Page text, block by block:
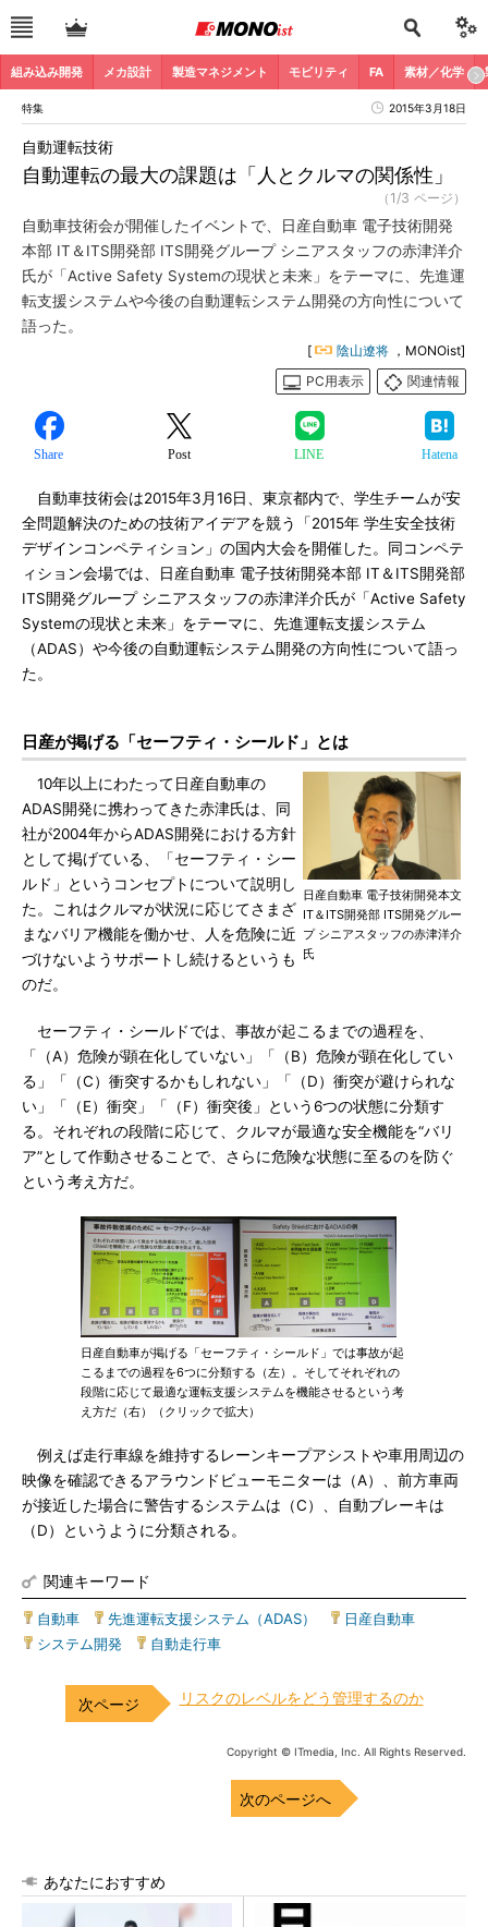
組み込み開発 メカ設計 製造マネジメント モビリティ FA 素材／化学
特集 2015年3月18日
自動運転の最大の課題は「人とクルマの関係性」
自動運転技術
（1/3 ページ）
自動車技術会が開催したイベントで、日産自動車 電子技術開発
本部 IT＆ITS開発部 ITS開発グループ シニアスタッフの赤津洋介
氏が「Active Safety Systemの現状と未来」をテーマに、先進運
転支援システムや今後の自動運転システム開発の方向性について
語った。
[ 陰山遼将 ，MONOist]
PC用表示
関連情報
Share Post LINE Hatena
自動車技術会は2015年3月16日、東京都内で、学生チームが安
全問題解決のための技術アイデアを競う「2015年 学生安全技術
デザインコンペティション」の国内大会を開催した。同コンペテ
ィション会場では、日産自動車 電子技術開発本部 IT＆ITS開発部
ITS開発グループ シニアスタッフの赤津洋介氏が「Active Safety
Systemの現状と未来」をテーマに、先進運転支援システム
（ADAS）や今後の自動運転システム開発の方向性について語っ
た。
日産が掲げる「セーフティ・シールド」とは
日産自動車 電子技術開発本文
IT＆ITS開発部 ITS開発グルー
プ シニアスタッフの赤津洋介
氏
10年以上にわたって日産自動車の
ADAS開発に携わってきた赤津氏は、同
社が2004年からADAS開発における方針
として掲げている、「セーフティ・シー
ルド」というコンセプトについて説明し
た。これはクルマが状況に応じてさまざ
まなバリア機能を働かせ、人を危険に近
づけないようサポートし続けるというも
のだ。
セーフティ・シールドでは、事故が起こるまでの過程を、
「（A）危険が顕在化していない」「（B）危険が顕在化してい
る」「（C）衝突するかもしれない」「（D）衝突が避けられな
い」「（E）衝突」「（F）衝突後」という6つの状態に分類す
る。それぞれの段階に応じて、クルマが最適な安全機能を“バリ
ア”として作動させることで、さらに危険な状態に至るのを防ぐ
という考え方だ。
日産自動車が掲げる「セーフティ・シールド」では事故が起
こるまでの過程を6つに分類する（左）。そしてそれぞれの
段階に応じて最適な運転支援システムを機能させるという考
え方だ（右）（クリックで拡大）
例えば走行車線を維持するレーンキープアシストや車用周辺の
映像を確認できるアラウンドビューモニターは（A）、前方車両
が接近した場合に警告するシステムは（C）、自動ブレーキは
（D）というように分類される。
関連キーワード
自動車 先進運転支援システム（ADAS） 日産自動車
システム開発
自動走行車
リスクのレベルをどう管理するのか
Copyright © ITmedia, Inc. All Rights Reserved.
次のページへ
あなたにおすすめ